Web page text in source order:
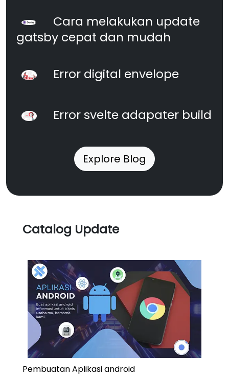
Cara melakukan update
gatsby cepat dan mudah
Error digital envelope
Error svelte adapater build
Explore Blog
Catalog Update
Pembuatan Aplikasi android